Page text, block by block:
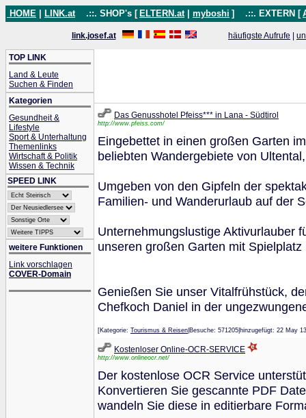
HOME LINK.at .::. SHOP's [ ELTERN.at myboshi ] .::. EXTERN [
link.josef.at häufigste Aufrufe
TOP LINK
Land & Leute
Suchen & Finden
Kategorien
Gesundheit &
Lifestyle
Sport & Unterhaltung
Themenlinks
Wirtschaft & Politik
Wissen & Technik
SPEED LINK
weitere Funktionen
Link vorschlagen
COVER-Domain
Das Genusshotel Pfeiss*** in Lana - Südtirol
http://www.pfeiss.com/
Eingebettet in einen großen Garten
beliebten Wandergebiete von
Umgeben von den Gipfeln der
Familien- und Wanderurlaub auf der
Unternehmungslustige Aktivurlauber
unseren großen Garten mit
Genießen Sie unser Vitalfrühstück,
Chefkoch Daniel in der
[Kategorie: Tourismus & Reisen |Besuche: 571205|hinzugefügt: 22
Kostenloser Online-OCR-SERVICE
http://www.onlineocr.net/
Der kostenlose OCR Service
Konvertieren Sie gescannte PDF
wandeln Sie diese in editierbare